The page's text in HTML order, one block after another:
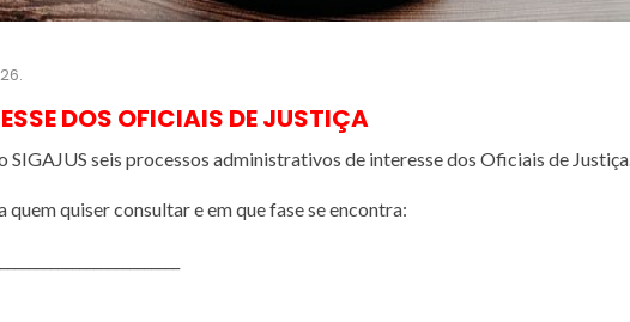
DOS OFICIAIS DE JUSTIÇA
seis processos administrativos de interesse dos Oficiais de Justiça.
quem quiser consultar e em que fase se encontra: